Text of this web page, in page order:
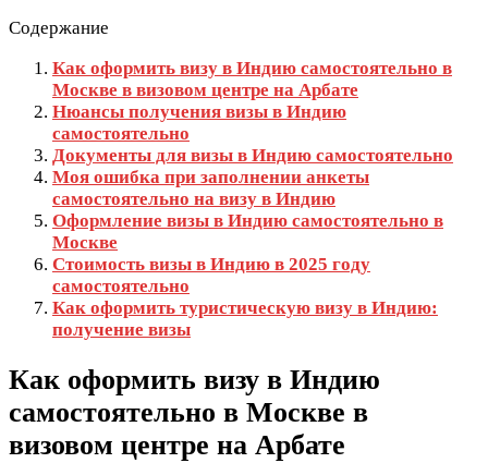
Содержание
Как оформить визу в Индию самостоятельно в
Москве в визовом центре на Арбате
Нюансы получения визы в Индию
самостоятельно
Документы для визы в Индию самостоятельно
Моя ошибка при заполнении анкеты
самостоятельно на визу в Индию
Оформление визы в Индию самостоятельно в
Москве
Стоимость визы в Индию в 2025 году
самостоятельно
Как оформить туристическую визу в Индию:
получение визы
Как оформить визу в Индию
самостоятельно в Москве в
визовом центре на Арбате